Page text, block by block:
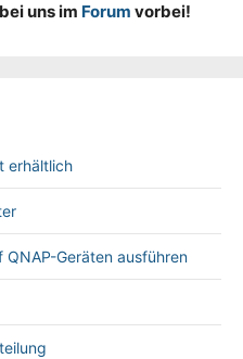
uns im Forum vorbei!
erhältlich
QNAP-Geräten ausführen